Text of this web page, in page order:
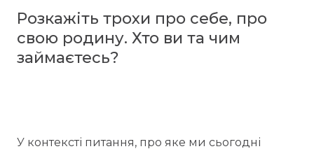
Розкажіть трохи про себе, про
свою родину. Хто ви та чим
займаєтесь?
У контексті питання, про яке ми сьогодні